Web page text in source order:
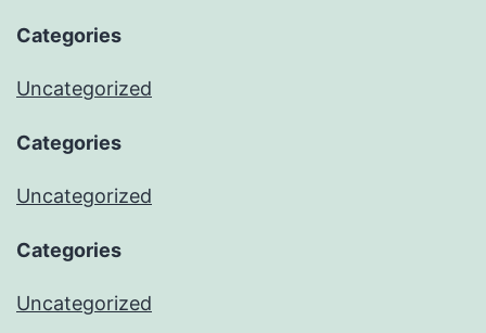
Categories
Uncategorized
Categories
Uncategorized
Categories
Uncategorized